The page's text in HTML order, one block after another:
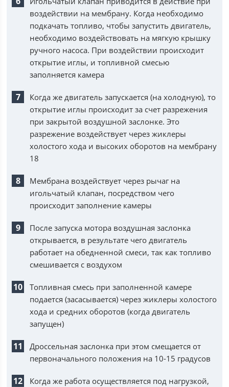
воздействии на мембрану. Когда необходимо
подкачать топливо, чтобы запустить двигатель,
необходимо воздействовать на мягкую крышку
ручного насоса. При воздействии происходит
открытие иглы, и топливной смесью
заполняется камера
Когда же двигатель запускается (на холодную), то
открытие иглы происходит за счет разрежения
при закрытой воздушной заслонке. Это
разрежение воздействует через жиклеры
холостого хода и высоких оборотов на мембрану
18
Мембрана воздействует через рычаг на
игольчатый клапан, посредством чего
происходит заполнение камеры
После запуска мотора воздушная заслонка
открывается, в результате чего двигатель
работает на обедненной смеси, так как топливо
смешивается с воздухом
Топливная смесь при заполненной камере
подается (засасывается) через жиклеры холостого
хода и средних оборотов (когда двигатель
запущен)
Дроссельная заслонка при этом смещается от
первоначального положения на 10-15 градусов
Когда же работа осуществляется под нагрузкой,